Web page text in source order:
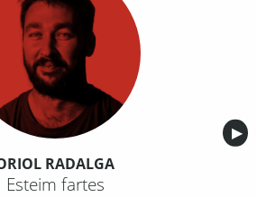
▶︎
RADALGA
Esteim fartes